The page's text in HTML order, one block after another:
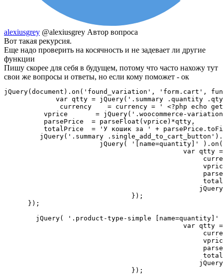
alexiusgrey @alexiusgrey Автор вопроса
Вот такая рекурсия.
Еще надо проверить на косячность и не задевает ли другие
функции
Пишу скорее для себя в будущем, потому что часто нахожу тут
свои же вопросы и ответы, но если кому поможет - ок
jQuery(document).on('found_variation', 'form.cart',
vprice       = jQuery('.woocommerce-
          parsePrice  = parseFloat(vprice)*qtty,
totalPrice  = 'У кошик за ' +
jQuery('.summary
      });
				});